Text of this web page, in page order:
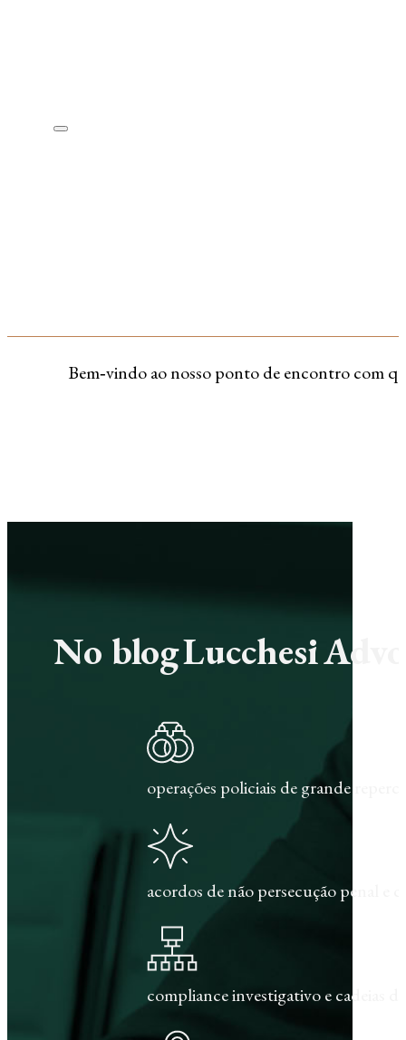
Bem‑vindo ao nosso ponto de encontro com
No blog Lucchesi
operações policiais de grande
acordos de não persecução penal e
compliance investigativo e cadeias